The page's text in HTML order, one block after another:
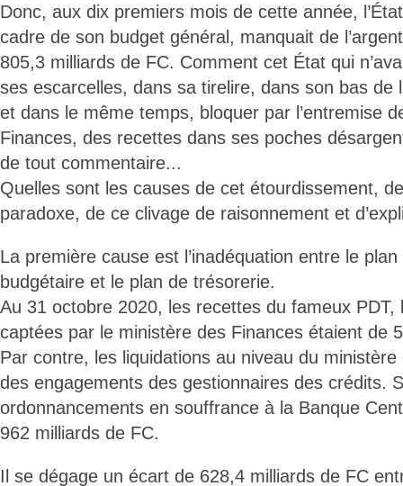
Donc, aux dix premiers mois de cette année,
cadre de son budget général, manquait de
805,3 milliards de FC. Comment cet État qui
ses escarcelles, dans sa tirelire, dans son bas de
et dans le même temps, bloquer par l’entremise
Finances, des recettes dans ses poches
de tout commentaire...
Quelles sont les causes de cet étourdissement,
paradoxe, de ce clivage de raisonnement et
La première cause est l’inadéquation entre le plan
budgétaire et le plan de trésorerie.
Au 31 octobre 2020, les recettes du fameux PDT,
captées par le ministère des Finances étaient de
Par contre, les liquidations au niveau du
des engagements des gestionnaires des crédits.
ordonnancements en souffrance à la Banque
962 milliards de FC.
Il se dégage un écart de 628,4 milliards de FC